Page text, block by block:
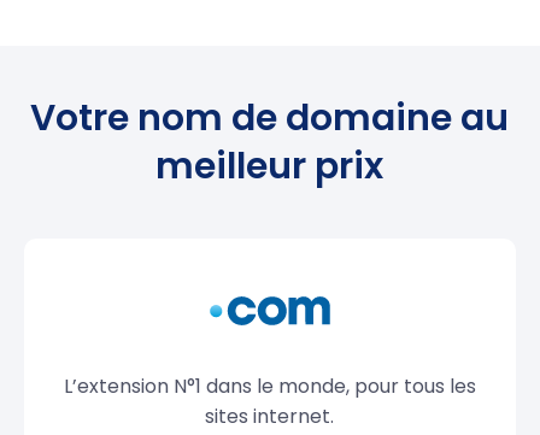
Votre nom de domaine au
meilleur prix
L’extension N°1 dans le monde, pour tous les
sites internet.